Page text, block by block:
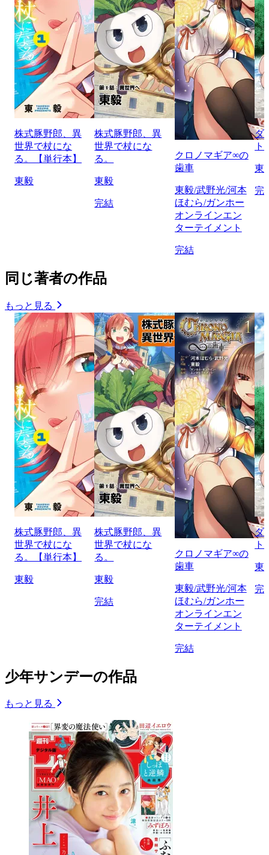
株式豚野郎、異
世界で杖にな
る。【単行本】
東毅
株式豚野郎、異
世界で杖にな
る。
東毅
完結
クロノマギア∞の
歯車
東毅/武野光/河本
ほむら/ガンホー
オンラインエン
ターテイメント
完結
ダ
ト
東
完
同じ著者の作品
もっと見る
株式豚野郎、異
世界で杖にな
る。【単行本】
東毅
株式豚野郎、異
世界で杖にな
る。
東毅
完結
クロノマギア∞の
歯車
東毅/武野光/河本
ほむら/ガンホー
オンラインエン
ターテイメント
完結
ダ
ト
東
完
少年サンデーの作品
もっと見る